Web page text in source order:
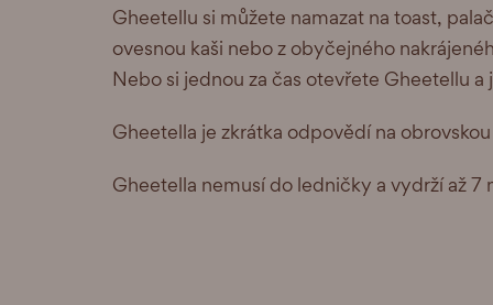
Gheetellu si můžete namazat na toast,
ovesnou kaši nebo z obyčejného
Nebo si jednou za čas otevřete Gheetellu a
Gheetella je zkrátka odpovědí na
Gheetella nemusí do ledničky a vydrží až 7